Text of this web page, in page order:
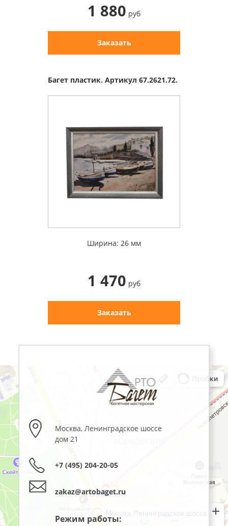
1 880 руб
Заказать
Багет пластик. Артикул 67.2621.72.
Ширина: 26 мм
1 470 руб
Заказать
Москва,Ленинградское шоссе
дом 21
+7 (495) 204-20-05
zakaz@artobaget.ru
Режим работы: